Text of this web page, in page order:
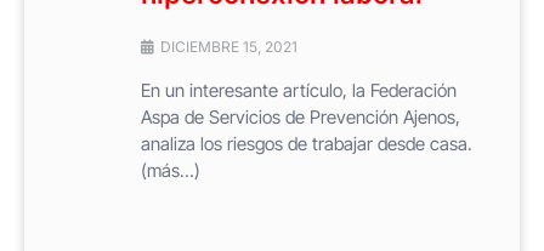
DICIEMBRE 15, 2021
En un interesante artículo, la Federación
Aspa de Servicios de Prevención Ajenos,
analiza los riesgos de trabajar desde casa.
(más…)